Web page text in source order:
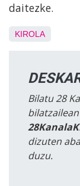
daitezke.
KIROLA
Bilatu 28
dizuten
duzu.